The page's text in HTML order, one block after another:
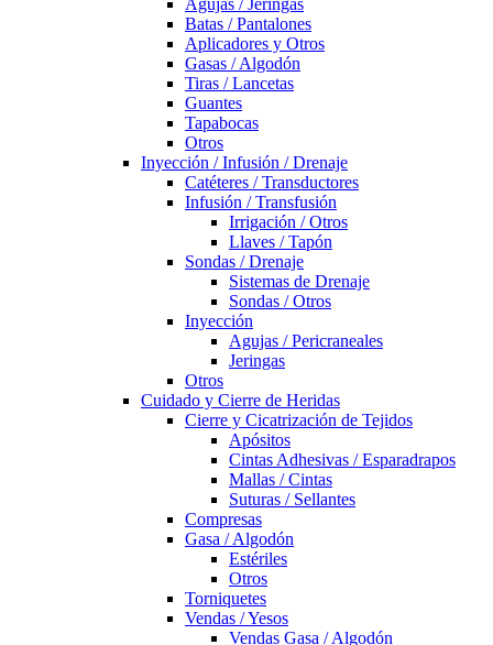
Agujas / Jeringas
Batas / Pantalones
Aplicadores y Otros
Gasas / Algodón
Tiras / Lancetas
Guantes
Tapabocas
Otros
Inyección / Infusión / Drenaje
Catéteres / Transductores
Infusión / Transfusión
Irrigación / Otros
Llaves / Tapón
Sondas / Drenaje
Sistemas de Drenaje
Sondas / Otros
Inyección
Agujas / Pericraneales
Jeringas
Otros
Cuidado y Cierre de Heridas
Cierre y Cicatrización de Tejidos
Apósitos
Cintas Adhesivas / Esparadrapos
Mallas / Cintas
Suturas / Sellantes
Compresas
Gasa / Algodón
Estériles
Otros
Torniquetes
Vendas / Yesos
Vendas Gasa / Algodón